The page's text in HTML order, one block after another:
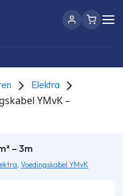
Elektra
YMvK –
– 3m
, Voedingskabel YMvK